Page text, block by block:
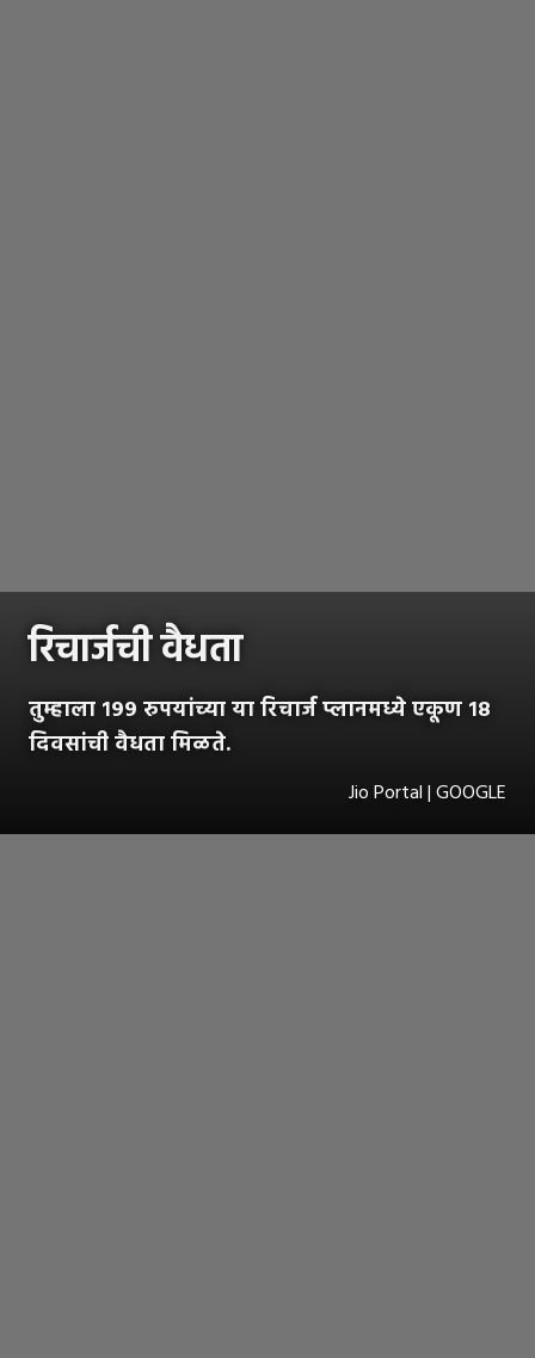
रिचार्जची वैधता
तुम्हाला १९९ रुपयांच्या या रिचार्ज प्लानमध्ये एकूण १८
दिवसांची वैधता मिळते.
Jio Portal | GOOGLE